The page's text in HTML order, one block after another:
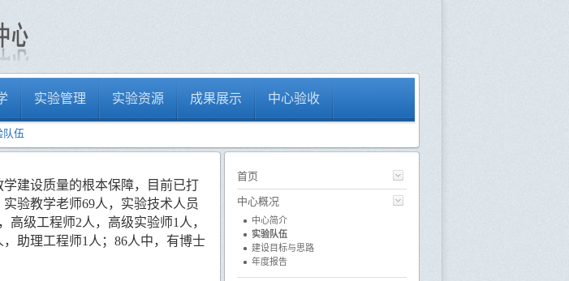
实验管理 实验资源 成果展示 中心验收
队伍
建设质量的根本保障，目前已打
实验教学老师69人，实验技术人员
高级工程师2人，高级实验师1 人，
，助理工程师1 人； 86人中，有博士
首页
中心概况
中心简介
实验队伍
建设目标与思路
年度报告